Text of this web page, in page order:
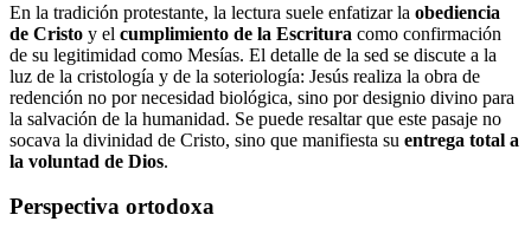
En la tradición protestante, la lectura suele enfatizar la obediencia
de Cristo y el cumplimiento de la Escritura como confirmación
de su legitimidad como Mesías. El detalle de la sed se discute a la
luz de la cristología y de la soteriología: Jesús realiza la obra de
redención no por necesidad biológica, sino por designio divino para
la salvación de la humanidad. Se puede resaltar que este pasaje no
socava la divinidad de Cristo, sino que manifiesta su entrega total a
la voluntad de Dios.
Perspectiva ortodoxa